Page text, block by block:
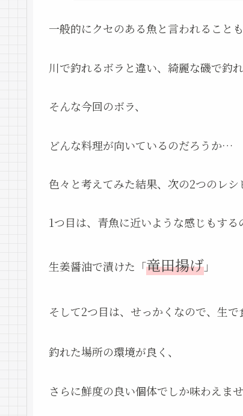
一般的にクセのある魚と言われることも
川で釣れるボラと違い、綺麗な磯で釣
そんな今回のボラ、
どんな料理が向いているのだろうか…
色々と考えてみた結果、次の2つのレシ
1つ目は、青魚に近いような感じもする
生姜醤油で漬けた「竜田揚げ」
そして2つ目は、せっかくなので、生で
釣れた場所の環境が良く、
さらに鮮度の良い個体でしか味わえませ